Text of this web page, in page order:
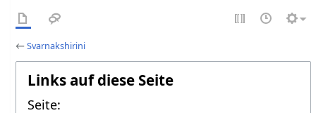
←Svarnakshirini
Links auf diese Seite
Seite: